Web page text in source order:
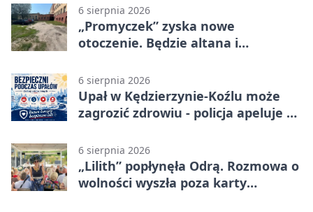
6 sierpnia 2026
„Promyczek” zyska nowe
otoczenie. Będzie altana i
6 sierpnia 2026
Upał w Kędzierzynie-Koźlu może
zagrozić zdrowiu - policja apeluje o
6 sierpnia 2026
„Lilith” popłynęła Odrą. Rozmowa o
wolności wyszła poza karty